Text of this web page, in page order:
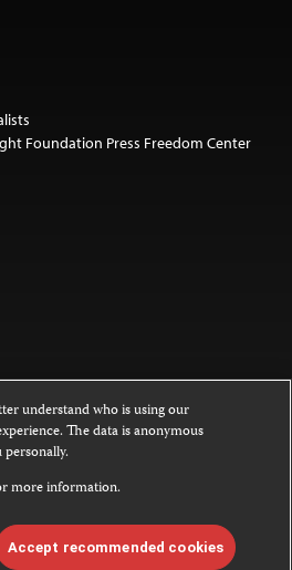
Foundation Press Freedom Center
website is licensed under a
NoDerivatives 4.0
covered by the Creative Commons
about permissions, see ourFAQs
understand who is using our
The data is anonymous
more information.
Accept recommended cookies